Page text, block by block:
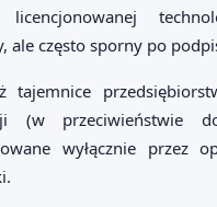
licencjonowanej
ale często sporny po
tajemnice
(w przeciwieństwie
wyłącznie przez